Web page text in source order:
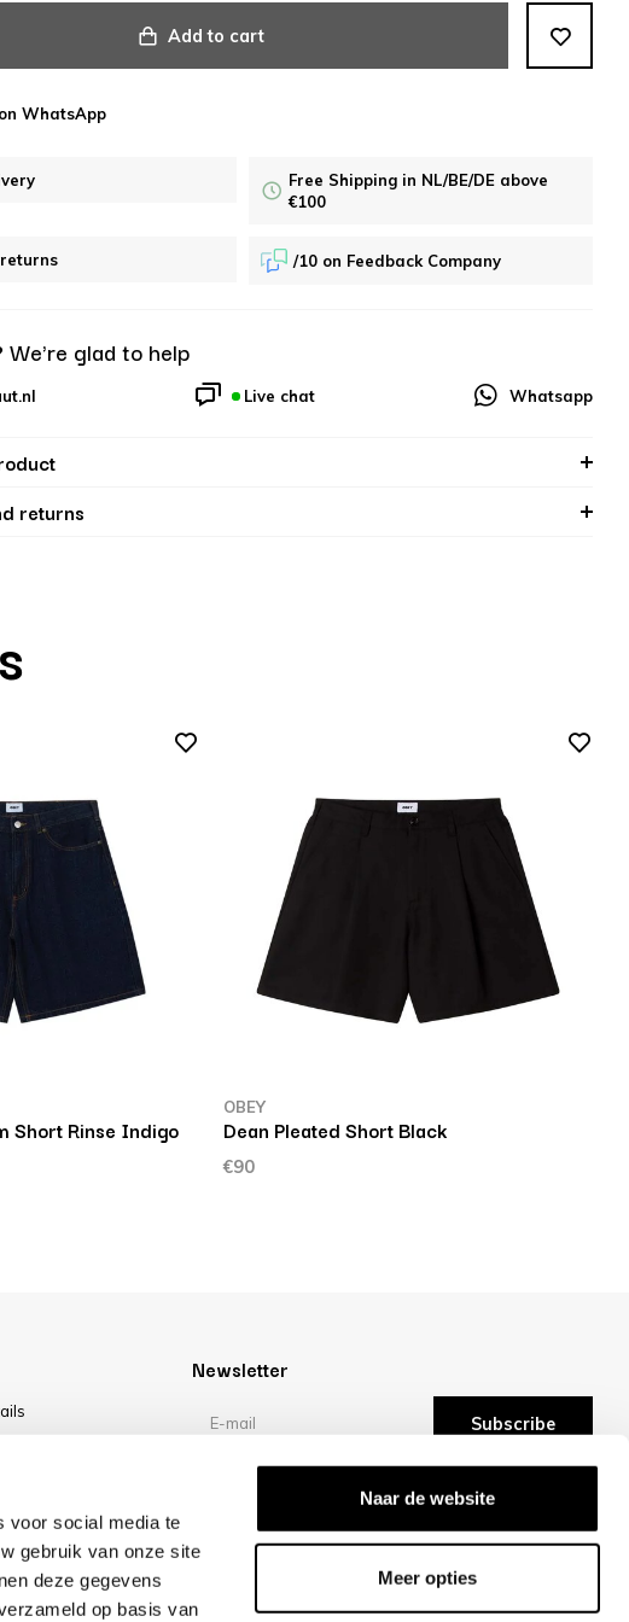
voor social media te
gebruik van onze site
deze gegevens
op basis van
Naar de website
Meer opties
Add to cart
WhatsApp
Free Shipping in NL/BE/DE above
€100
/10 on Feedback Company
We're glad to help
Live chat Whatsapp
returns
Short Rinse Indigo
OBEY
Dean Pleated Short Black
€90
Newsletter
Subscribe
/10 -